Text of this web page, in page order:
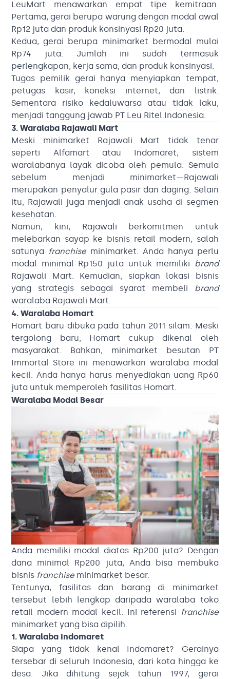
LeuMart menawarkan empat tipe kemitraan.
Pertama, gerai berupa warung dengan modal awal
Rp12 juta dan produk konsinyasi Rp20 juta.
Kedua, gerai berupa minimarket bermodal mulai
Rp74 juta. Jumlah ini sudah termasuk
perlengkapan, kerja sama, dan produk konsinyasi.
Tugas pemilik gerai hanya menyiapkan tempat,
petugas kasir, koneksi internet, dan listrik.
Sementara risiko kedaluwarsa atau tidak laku,
menjadi tanggung jawab PT Leu Ritel Indonesia.
3. Waralaba Rajawali Mart
Meski minimarket Rajawali Mart tidak tenar
seperti Alfamart atau Indomaret, sistem
waralabanya layak dicoba oleh pemula. Semula
sebelum menjadi minimarket—Rajawali
merupakan penyalur gula pasir dan daging. Selain
itu, Rajawali juga menjadi anak usaha di segmen
kesehatan.
Namun, kini, Rajawali berkomitmen untuk
melebarkan sayap ke bisnis retail modern, salah
satunya franchiseminimarket. Anda hanya perlu
modal minimal Rp150 juta untuk memiliki brand
Rajawali Mart. Kemudian, siapkan lokasi bisnis
yang strategis sebagai syarat membeli brand
waralaba Rajawali Mart.
4. Waralaba Homart
Homart baru dibuka pada tahun 2011 silam. Meski
tergolong baru, Homart cukup dikenal oleh
masyarakat. Bahkan, minimarket besutan PT
Immortal Store ini menawarkan waralaba modal
kecil. Anda hanya harus menyediakan uang Rp60
juta untuk memperoleh fasilitas Homart.
Waralaba Modal Besar
Anda memiliki modal diatas Rp200 juta? Dengan
dana minimal Rp200 juta, Anda bisa membuka
bisnis franchiseminimarket besar.
Tentunya, fasilitas dan barang di minimarket
tersebut lebih lengkap daripada waralaba toko
retail modern modal kecil. Ini referensi franchise
minimarket yang bisa dipilih.
1. Waralaba Indomaret
Siapa yang tidak kenal Indomaret? Gerainya
tersebar di seluruh Indonesia, dari kota hingga ke
desa. Jika dihitung sejak tahun 1997, gerai